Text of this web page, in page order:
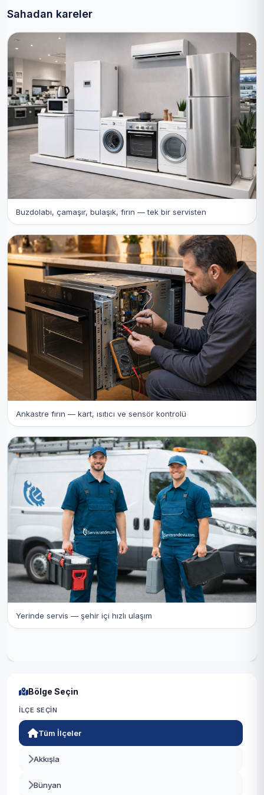
Sahadan kareler
Buzdolabı, çamaşır, bulaşık, fırın — tek bir servisten
Ankastre fırın — kart, ısıtıcı ve sensör kontrolü
Yerinde servis — şehir içi hızlı ulaşım
Bölge Seçin
İLÇE SEÇIN
Tüm İlçeler
Akkışla
Bünyan